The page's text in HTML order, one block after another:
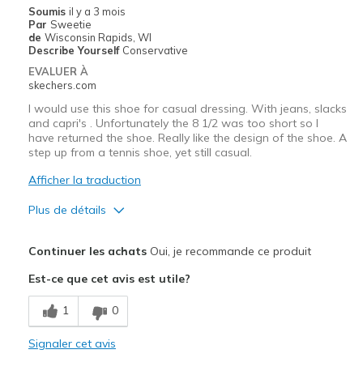
Width
Sizing
Feels true to size
View On Shoes
Soumis il y a 3 mois
Par Sweetie
de Wisconsin Rapids, WI
Describe Yourself Conservative
EVALUER À
skechers.com
I would use this shoe for casual dressing. With jeans, slacks
and capri's . Unfortunately the 8 1/2 was too short so I
have returned the shoe. Really like the design of the shoe. A
step up from a tennis shoe, yet still casual.
Afficher la traduction
Plus de détails
Stylish
Les meilleures utilisations
Casual Wear
Continuer les achatsOui, je recommande ce produit
Est-ce que cet avis est utile?
1 0
Signaler cet avis